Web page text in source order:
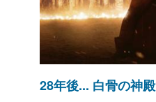
28年後... 白骨の神殿